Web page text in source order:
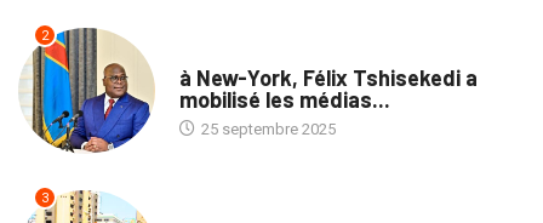
2
à New-York, Félix Tshisekedi a
mobilisé les médias...
25 septembre 2025
3